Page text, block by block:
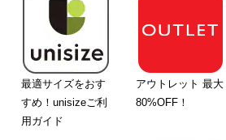
最適サイズをおす
すめ！unisizeご利
用ガイド
アウトレット 最大
80%OFF！